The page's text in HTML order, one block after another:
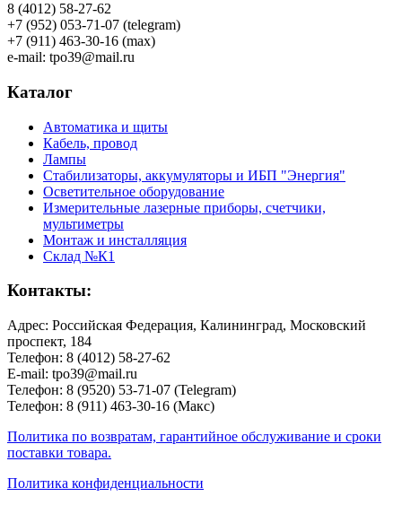
8 (4012) 58-27-62
+7 (952) 053-71-07 (telegram)
+7 (911) 463-30-16 (max)
e-mail: tpo39@mail.ru
Каталог
Автоматика и щиты
Кабель, провод
Лампы
Стабилизаторы, аккумуляторы и ИБП "Энергия"
Осветительное оборудование
Измерительные лазерные приборы, счетчики,
мультиметры
Монтаж и инсталляция
Склад №К1
Контакты:
Адрес: Российская Федерация, Калининград, Московский
проспект, 184
Телефон: 8 (4012) 58-27-62
E-mail: tpo39@mail.ru
Телефон: 8 (9520) 53-71-07 (Telegram)
Телефон: 8 (911) 463-30-16 (Макс)
Политика по возвратам, гарантийное обслуживание и сроки
поставки товара.
Политика конфиденциальности